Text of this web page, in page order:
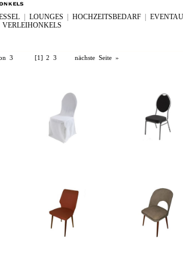
LOUNGES HOCHZEITSBEDARF|
von 3 [1]2 3 nächste Seite »